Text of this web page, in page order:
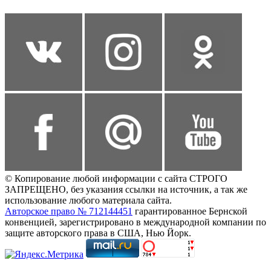
© Копирование любой информации с сайта СТРОГО
ЗАПРЕЩЕНО, без указания ссылки на источник, а так же
использование любого материала сайта.
Авторское право № 712144451 гарантированное Бернской
конвенцией, зарегистрировано в международной компании по
защите авторского права в США, Нью Йорк.